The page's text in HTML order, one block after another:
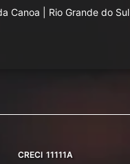
Canoa Rio Grande do Sul
CRECI 11111A